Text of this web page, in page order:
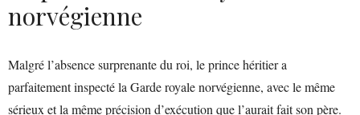
norvégienne
Malgré l’absence surprenante du roi, le prince héritier a
parfaitement inspecté la Garde royale norvégienne, avec le même
sérieux et la même précision d’exécution que l’aurait fait son père.